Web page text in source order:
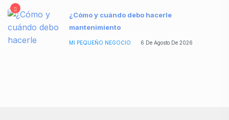
¿Cómo y cuándo debo hacerle
mantenimiento
MI PEQUEÑO NEGOCIO 6 De Agosto De 2026